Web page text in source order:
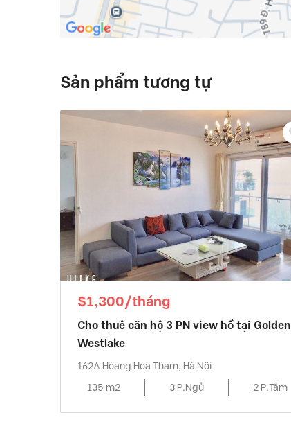
Sản phẩm tương tự
$1,300/tháng
Cho thuê căn hộ 3 PN view hồ tại Golden
Westlake
162A Hoang Hoa Tham, Hà Nội
135 m2
3 P.Ngủ 2 P.Tắm